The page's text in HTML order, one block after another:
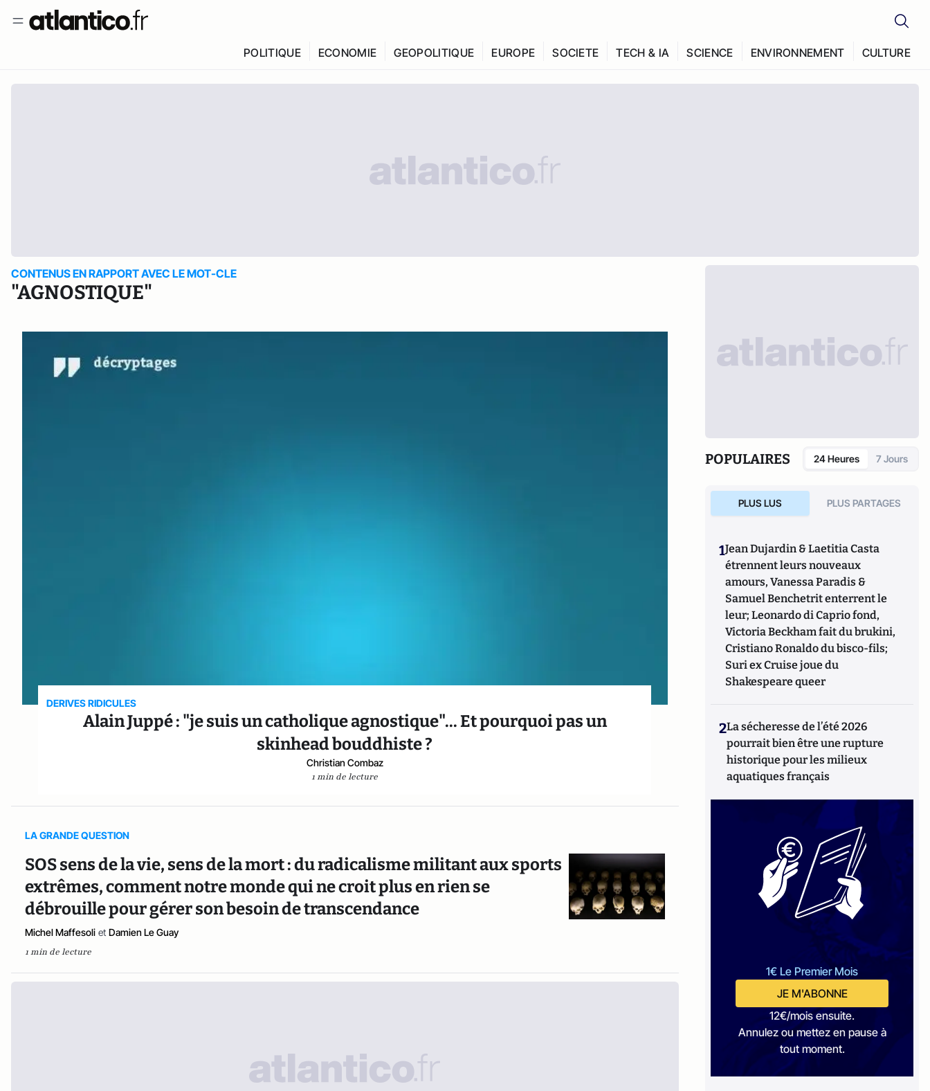
POLITIQUE ECONOMIE GEOPOLITIQUE EUROPE SOCIETE TECH & IA SCIENCE ENVIRONNEMENT CULTURE
CONTENUS EN RAPPORT AVEC LE MOT-CLE
"AGNOSTIQUE"
DERIVES RIDICULES
Alain Juppé : "je suis un catholique agnostique"... Et pourquoi pas un
skinhead bouddhiste ?
Christian Combaz
1 min de lecture
LA GRANDE QUESTION
SOS sens de la vie, sens de la mort : du radicalisme militant aux sports
extrêmes, comment notre monde qui ne croit plus en rien se
débrouille pour gérer son besoin de transcendance
Michel Maffesoli et Damien Le Guay
1 min de lecture
POPULAIRES 24 Heures 7 Jours
PLUS LUS PLUS PARTAGES
1Jean Dujardin & Laetitia Casta
étrennent leurs nouveaux
amours, Vanessa Paradis &
Samuel Benchetrit enterrent le
leur; Leonardo di Caprio fond,
Victoria Beckham fait du brukini,
Cristiano Ronaldo du bisco-fils;
Suri ex Cruise joue du
Shakespeare queer
2La sécheresse de l’été 2026
pourrait bien être une rupture
historique pour les milieux
aquatiques français
1€ Le Premier Mois
JE M'ABONNE
12€/mois ensuite.
Annulez ou mettez en pause à
tout moment.